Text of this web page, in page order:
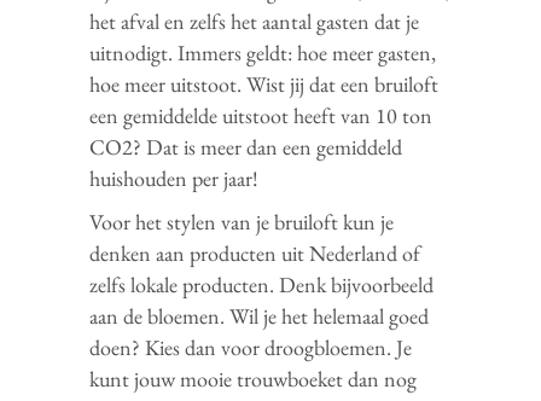
het afval en zelfs het aantal gasten dat je
uitnodigt. Immers geldt: hoe meer gasten,
hoe meer uitstoot. Wist jij dat een bruiloft
een gemiddelde uitstoot heeft van 10 ton
CO2? Dat is meer dan een gemiddeld
huishouden per jaar!
Voor het stylen van je bruiloft kun je
denken aan producten uit Nederland of
zelfs lokale producten. Denk bijvoorbeeld
aan de bloemen. Wil je het helemaal goed
doen? Kies dan voor droogbloemen. Je
kunt jouw mooie trouwboeket dan nog